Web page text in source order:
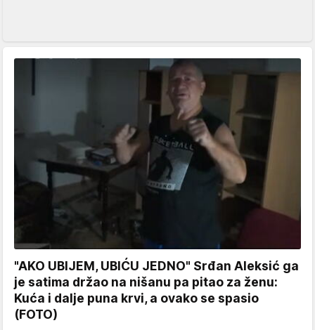
"AKO UBIJEM, UBIĆU JEDNO" Srđan Aleksić ga
je satima držao na nišanu pa pitao za ženu:
Kuća i dalje puna krvi, a ovako se spasio
(FOTO)